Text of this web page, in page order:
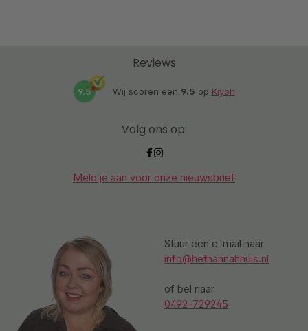
Stuur een e-mail naar
info@hethannahhuis.nl
of bel naar
0492-729245
Reviews
9.5 Wij scoren een 9.5 op Kiyoh
Volg ons op:
Meld je aan voor onze nieuwsbrief